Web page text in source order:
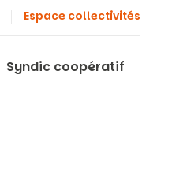
Espace collectivités
Syndic coopératif